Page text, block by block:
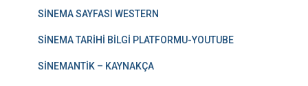
SİNEMA SAYFASI WESTERN
SİNEMA TARİHİ BİLGİ PLATFORMU-YOUTUBE
SİNEMANTİK – KAYNAKÇA